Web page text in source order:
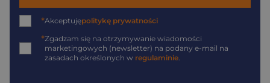
*Akceptujępolitykę prywatności
*Zgadzam się na otrzymywanie wiadomości
marketingowych (newsletter) na podany e-mail na
zasadach określonych w regulaminie.